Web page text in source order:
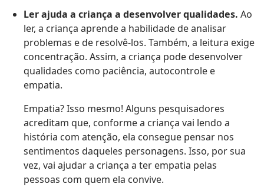
Ler ajuda a criança a desenvolver qualidades. Ao
ler, a criança aprende a habilidade de analisar
problemas e de resolvê-los. Também, a leitura exige
concentração. Assim, a criança pode desenvolver
qualidades como paciência, autocontrole e
empatia.
Empatia? Isso mesmo! Alguns pesquisadores
acreditam que, conforme a criança vai lendo a
história com atenção, ela consegue pensar nos
sentimentos daqueles personagens. Isso, por sua
vez, vai ajudar a criança a ter empatia pelas
pessoas com quem ela convive.